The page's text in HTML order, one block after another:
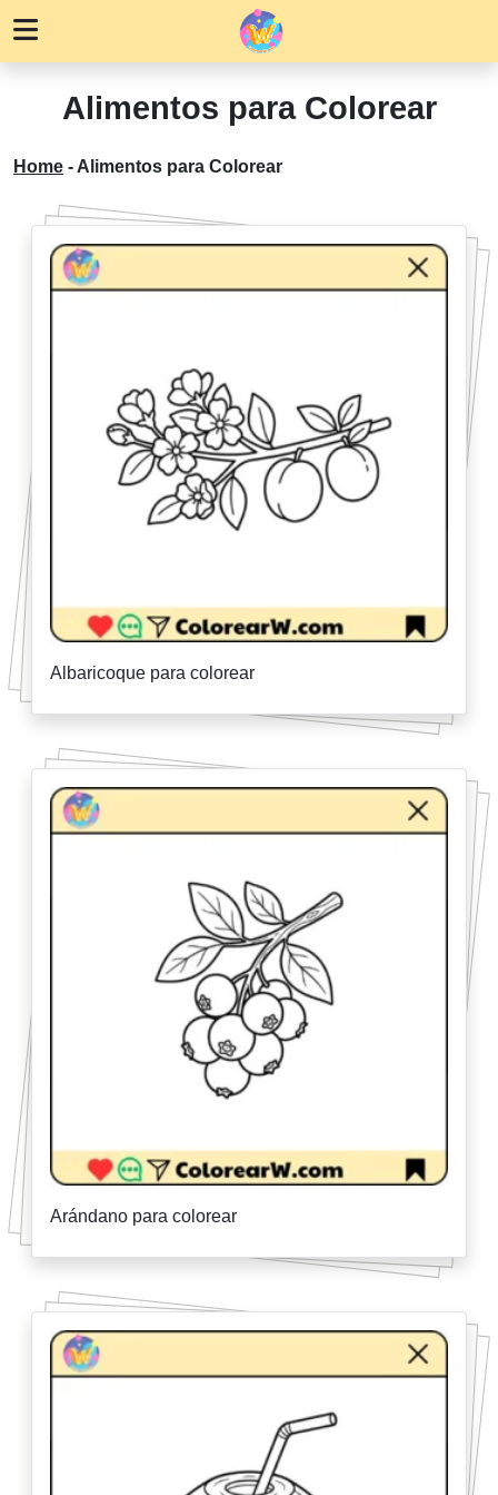
Alimentos para Colorear
Home - Alimentos para Colorear
Albaricoque para colorear
Arándano para colorear